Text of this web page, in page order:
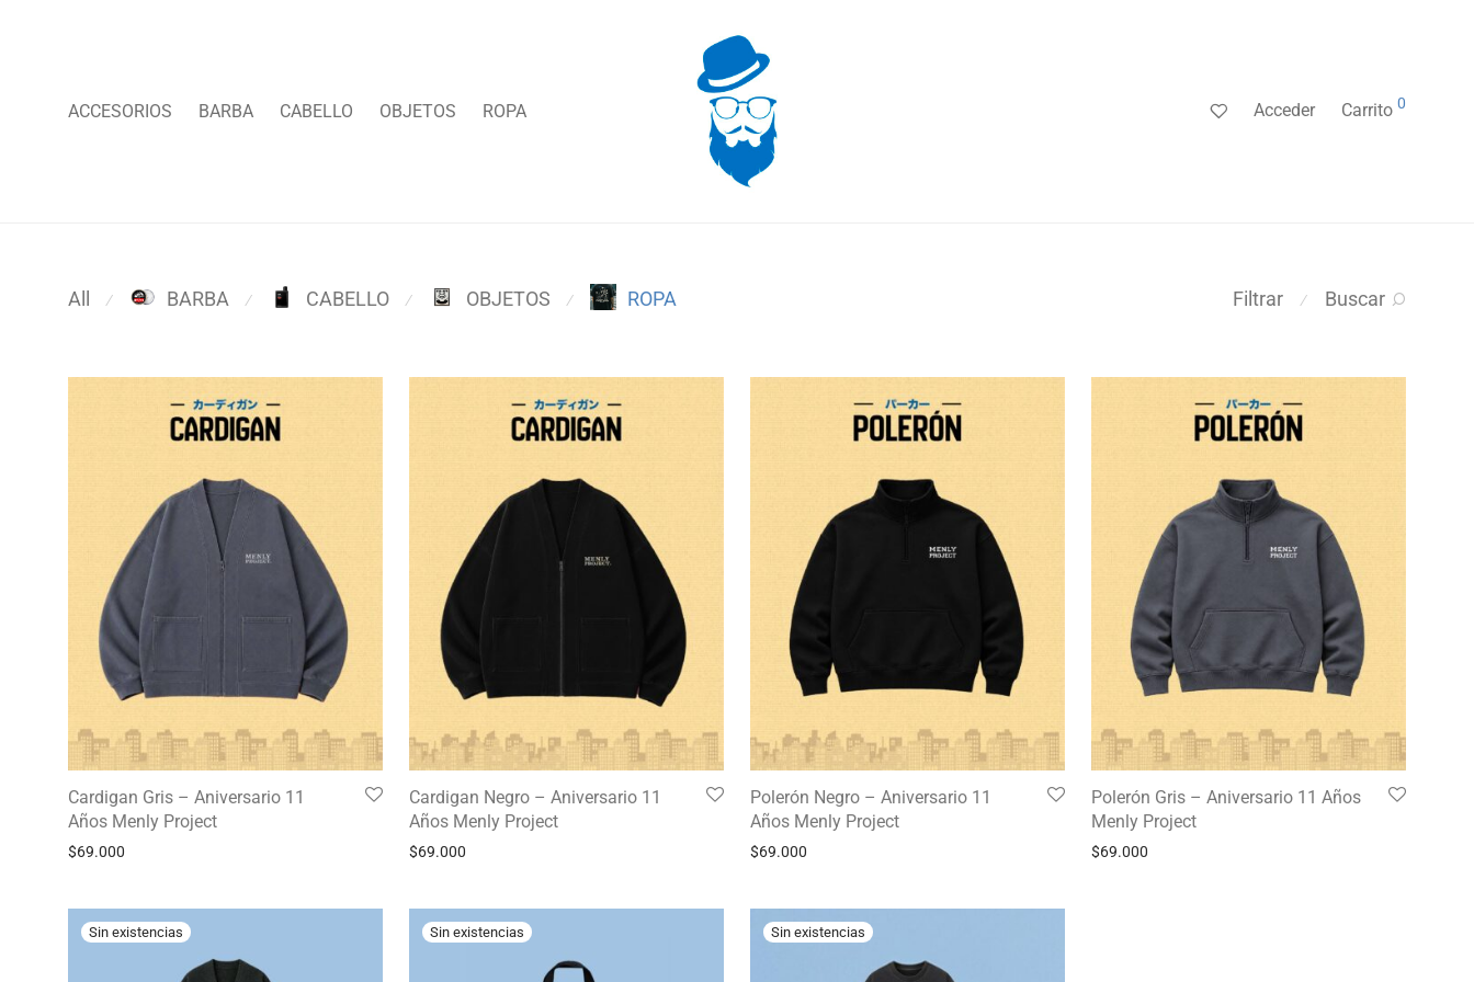
ACCESORIOS BARBA CABELLO OBJETOS ROPA Acceder Carrito 0
Filtrar ⁄ Buscar
All ⁄ BARBA ⁄ CABELLO ⁄ OBJETOS ⁄ ROPA
Cardigan Gris – Aniversario 11
Años Menly Project
$69.000
Cardigan Negro – Aniversario 11
Años Menly Project
$69.000
Polerón Negro – Aniversario 11
Años Menly Project
$69.000
Polerón Gris – Aniversario 11 Años
Menly Project
$69.000